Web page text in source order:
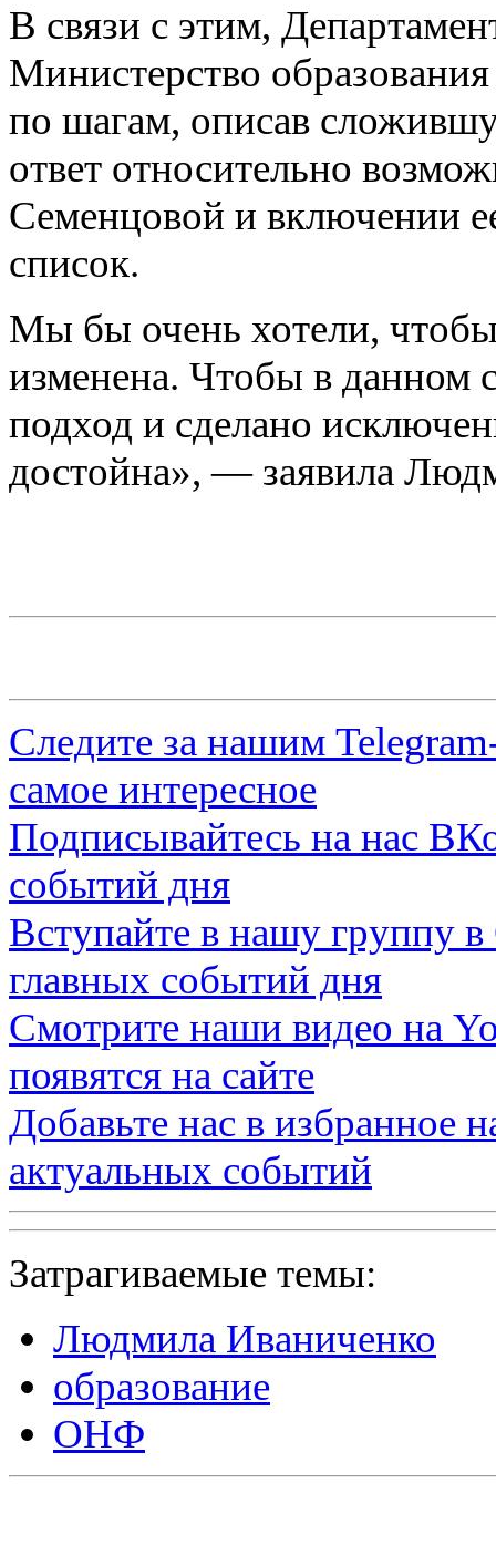
В связи с этим,
Министерство
по шагам, описав
ответ относительно
Семенцовой и включении
список.
Мы бы очень хотели,
изменена. Чтобы в данном
подход и сделано
достойна», — заявила
Следите за нашим
самое интересное
Подписывайтесь на нас
событий дня
Вступайте в нашу группу в
главных событий дня
Смотрите наши видео на
появятся на сайте
Добавьте нас в избранное
актуальных событий
Затрагиваемые темы:
Людмила Иваниченко
образование
ОНФ